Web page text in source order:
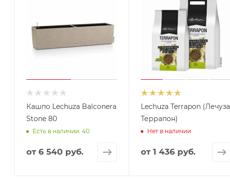
Кашпо Lechuza Balconera
Stone 80
Есть в наличии: 40
от 6 540 руб.
Lechuza Terrapon (Лечуза
Террапон)
Нет в наличии
от 1 436 руб.